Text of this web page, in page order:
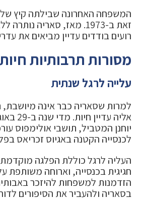
המשפחה האחרונה שבילתה קיץ
זאת ב-1973. מאז, סאריה
רועים בודדים עדיין מביאים את
מסורות תרבותיות חיות
עלייה לרגל שנתית
למרות שסאריה כבר אינה מיושבת,
אליה
יוחנן המטביל, תושבי אולימפוס
לכנסייה הקטנה באגיוס זכריאס
העליה לרגל כוללת הפלגה
חגיגית בכנסייה, וארוחה משותפת
הזדמנות למשפחות להיזכר
בסאריה ולהעביר את הסיפורים